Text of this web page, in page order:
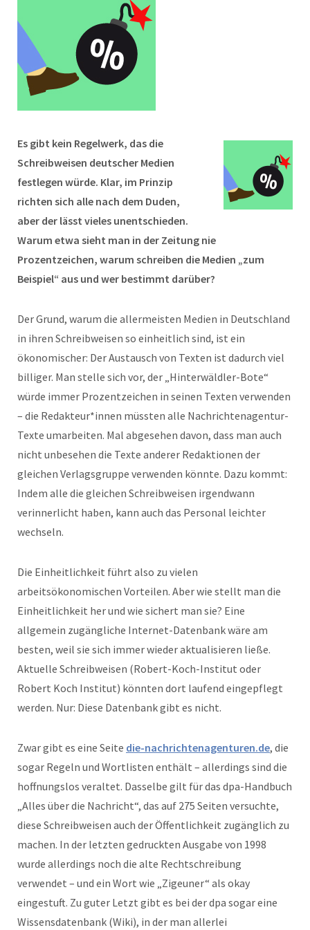
Es gibt kein Regelwerk, das die
Schreibweisen deutscher Medien
festlegen würde. Klar, im Prinzip
richten sich alle nach dem Duden,
aber der lässt vieles unentschieden.
Warum etwa sieht man in der Zeitung nie
Prozentzeichen, warum schreiben die Medien „zum
Beispiel“ aus und wer bestimmt darüber?
Der Grund, warum die allermeisten Medien in Deutschland
in ihren Schreibweisen so einheitlich sind, ist ein
ökonomischer: Der Austausch von Texten ist dadurch viel
billiger. Man stelle sich vor, der „Hinterwäldler-Bote“
würde immer Prozentzeichen in seinen Texten verwenden
– die Redakteur*innen müssten alle Nachrichtenagentur-
Texte umarbeiten. Mal abgesehen davon, dass man auch
nicht unbesehen die Texte anderer Redaktionen der
gleichen Verlagsgruppe verwenden könnte. Dazu kommt:
Indem alle die gleichen Schreibweisen irgendwann
verinnerlicht haben, kann auch das Personal leichter
wechseln.
Die Einheitlichkeit führt also zu vielen
arbeitsökonomischen Vorteilen. Aber wie stellt man die
Einheitlichkeit her und wie sichert man sie? Eine
allgemein zugängliche Internet-Datenbank wäre am
besten, weil sie sich immer wieder aktualisieren ließe.
Aktuelle Schreibweisen (Robert-Koch-Institut oder
Robert Koch Institut) könnten dort laufend eingepflegt
werden. Nur: Diese Datenbank gibt es nicht.
Zwar gibt es eine Seite die-nachrichtenagenturen.de, die
sogar Regeln und Wortlisten enthält – allerdings sind die
hoffnungslos veraltet. Dasselbe gilt für das dpa-Handbuch
„Alles über die Nachricht“, das auf 275 Seiten versuchte,
diese Schreibweisen auch der Öffentlichkeit zugänglich zu
machen. In der letzten gedruckten Ausgabe von 1998
wurde allerdings noch die alte Rechtschreibung
verwendet – und ein Wort wie „Zigeuner“ als okay
eingestuft. Zu guter Letzt gibt es bei der dpa sogar eine
Wissensdatenbank (Wiki), in der man allerlei